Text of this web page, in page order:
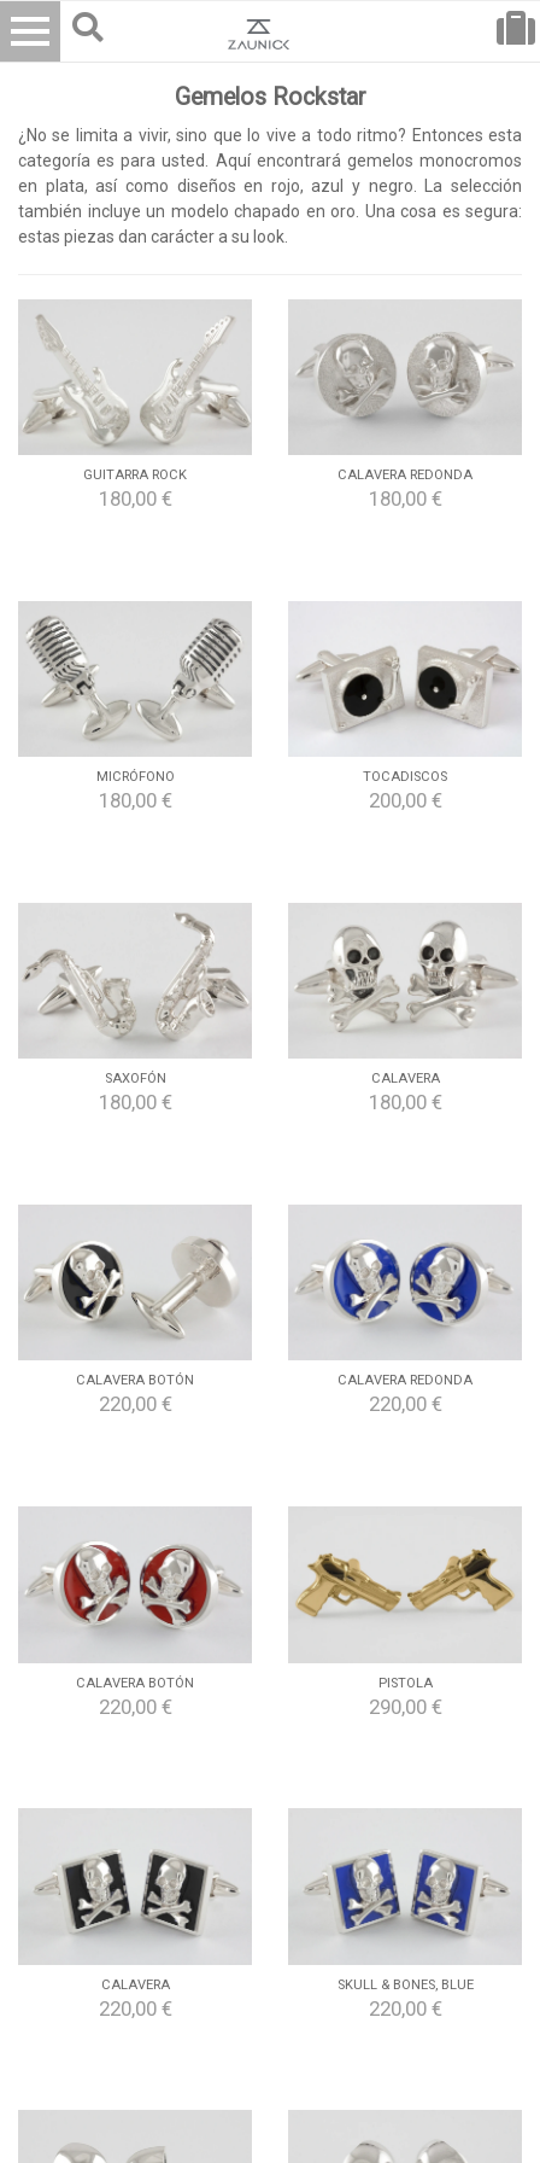
Gemelos Rockstar
¿No se limita a vivir, sino que lo vive a todo ritmo? Entonces esta
categoría es para usted. Aquí encontrará gemelos monocromos
en plata, así como diseños en rojo, azul y negro. La selección
también incluye un modelo chapado en oro. Una cosa es segura:
estas piezas dan carácter a su look.
GUITARRA ROCK
180,00 €
CALAVERA REDONDA
180,00 €
MICRÓFONO
180,00 €
TOCADISCOS
200,00 €
SAXOFÓN
180,00 €
CALAVERA
180,00 €
CALAVERA BOTÓN
220,00 €
CALAVERA REDONDA
220,00 €
CALAVERA BOTÓN
220,00 €
PISTOLA
290,00 €
CALAVERA
220,00 €
SKULL & BONES, BLUE
220,00 €